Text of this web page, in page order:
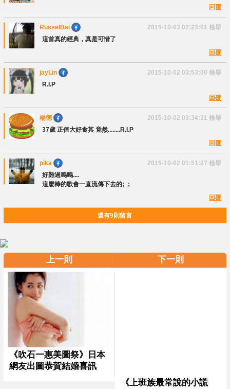
回覆
RusselBai 2015-10-03 02:23:01 檢舉
這首真的經典，真是可惜了
回覆
jayLin 2015-10-02 03:53:00 檢舉
R.I.P
回覆
楊德 2015-10-02 03:34:31 檢舉
37歲 正值大好食其 竟然........R.I.P
回覆
pika 2015-10-02 01:51:27 檢舉
好難過嗚嗚....
這麼棒的歌會一直流傳下去的;_;
回覆
還有9則留言
上一則 下一則